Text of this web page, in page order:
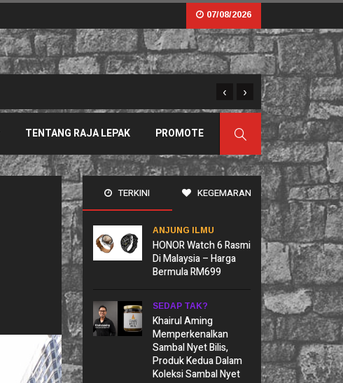
07/08/2026
Sama Tapi Tak Serupa:
‹ ›
TENTANG RAJA LEPAK PROMOTE
TERKINI KEGEMARAN
ANJUNG ILMU
HONOR Watch 6 Rasmi
Di Malaysia – Harga
Bermula RM699
SEDAP TAK?
Khairul Aming
Memperkenalkan
Sambal Nyet Bilis,
Produk Kedua Dalam
Koleksi Sambal Nyet